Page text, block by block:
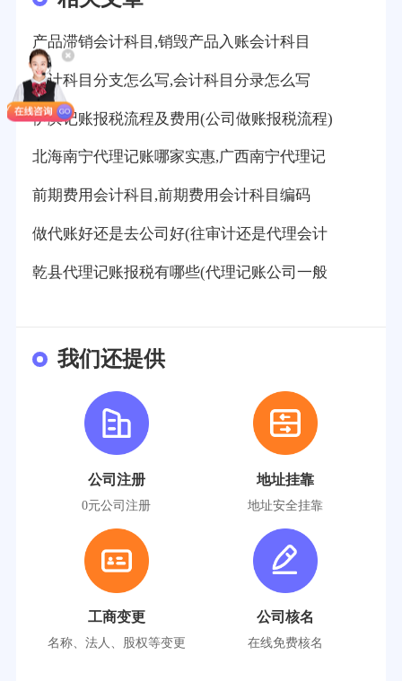
产品滞销会计科目,销毁产品入账会计科目
会计科目分支怎么写,会计科目分录怎么写
伊滨记账报税流程及费用(公司做账报税流程)
北海南宁代理记账哪家实惠,广西南宁代理记
前期费用会计科目,前期费用会计科目编码
做代账好还是去公司好(往审计还是代理会计
乾县代理记账报税有哪些(代理记账公司一般
我们还提供
公司注册
0元公司注册
地址挂靠
地址安全挂靠
工商变更
名称、法人、股权等变更
公司核名
在线免费核名